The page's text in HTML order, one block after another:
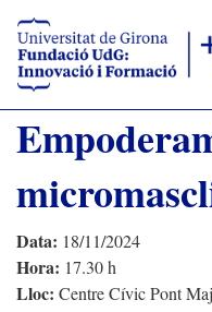
La Fundació
Formació
Empreses
Oficina de Congressos
Data: 18/11/2024
Hora: 17.30 h
Lloc: Centre Cívic Pont